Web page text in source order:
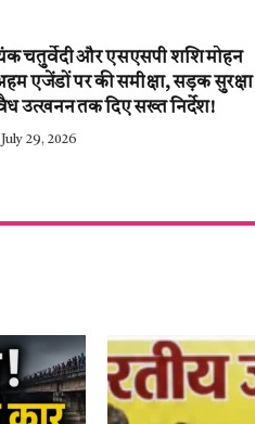
चतुर्वेदी और एसएसपी शशि मोहन
एजेंडों पर की समीक्षा, सड़क सुरक्षा
उत्खनन तक दिए सख्त निर्देश!
July 29, 2026